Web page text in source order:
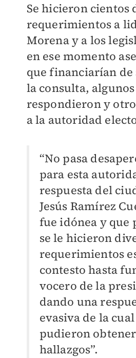
Se hicieron cientos
requerimientos a
Morena y a los
en ese momento
que financiarían de
la consulta, algunos
respondieron y
a la autoridad
“No pasa
para esta
respuesta del
Jesús Ramírez
fue idónea y que
se le hicieron
requerimientos
contesto hasta
vocero de la
dando una
evasiva de la
pudieron
hallazgos”.